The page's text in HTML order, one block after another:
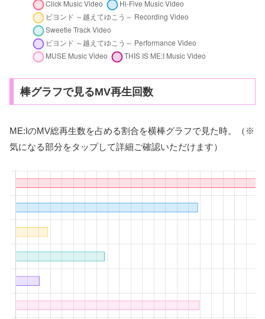
棒グラフで見るMV再生回数
ME:IのMV総再生数を占める割合を横棒グラフで見た時。（※
気になる部分をタップして詳細ご確認いただけます）